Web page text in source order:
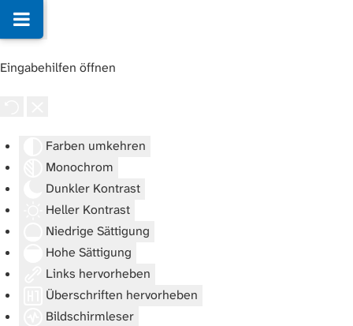
Eingabehilfen öffnen
Farben umkehren
Monochrom
Dunkler Kontrast
Heller Kontrast
Niedrige Sättigung
Hohe Sättigung
Links hervorheben
Überschriften hervorheben
Bildschirmleser